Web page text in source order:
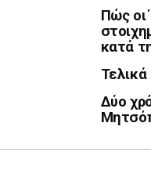
Πώς οι
κατά
Τελικά
Δύο